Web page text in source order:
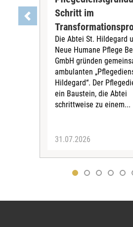
Schritt im
Die Abtei St. Hildegard
Neue Humane Pflege
GmbH gründen
ambulanten
Hildegard“. Der
ein Baustein, die Abtei
schrittweise zu einem...
31.07.2026